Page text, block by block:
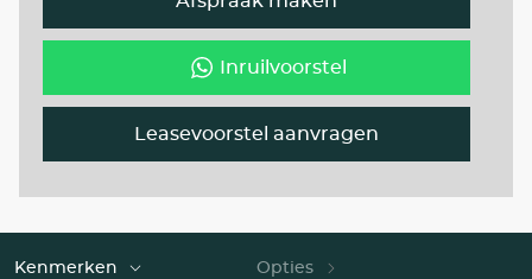
Inruilvoorstel
Leasevoorstel aanvragen
Kenmerken Opties